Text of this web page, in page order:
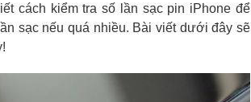
cách kiểm tra số lần sạc pin iPhone để
sạc nếu quá nhiều. Bài viết dưới đây sẽ